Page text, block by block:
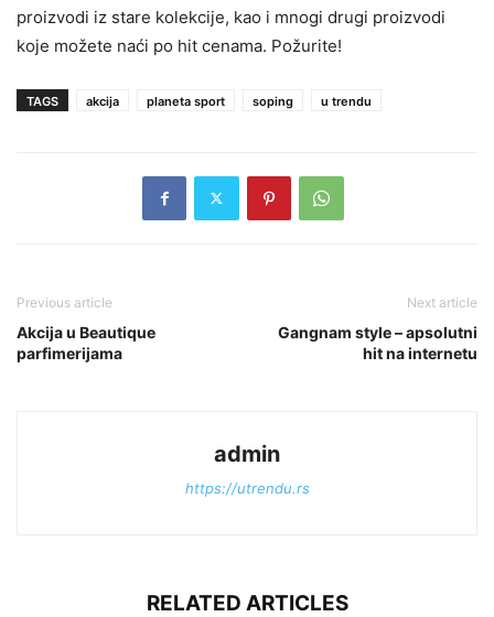
proizvodi iz stare kolekcije, kao i mnogi drugi proizvodi
koje možete naći po hit cenama. Požurite!
TAGS akcija planeta sport soping u trendu
Previous article
Akcija u Beautique
parfimerijama
Next article
Gangnam style – apsolutni
hit na internetu
admin
https://utrendu.rs
RELATED ARTICLES